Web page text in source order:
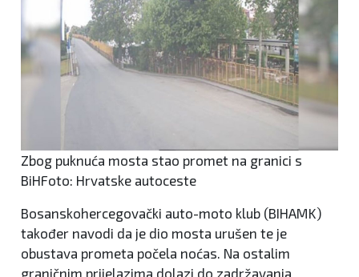
Zbog puknuća mosta stao promet na granici s
BiHFoto: Hrvatske autoceste
Bosanskohercegovački auto-moto klub (BIHAMK)
također navodi da je dio mosta urušen te je
obustava prometa počela noćas. Na ostalim
graničnim prijelazima dolazi do zadržavanja